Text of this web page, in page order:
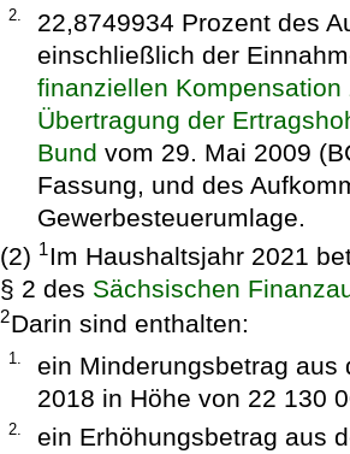
2.
22,8749934 Prozent des
einschließlich der
finanziellen
Übertragung der
Bund vom 29. Mai 2009
Fassung, und des
Gewerbesteuerumlage.
(2) 1 Im Haushaltsjahr 2021
§ 2 des Sächsischen
2Darin sind enthalten:
1.
ein Minderungsbetrag aus
2018 in Höhe von 22 130
2.
ein Erhöhungsbetrag aus